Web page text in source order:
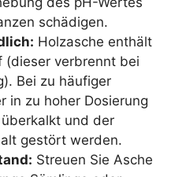
schädigen.
Holzasche enthält
(dieser verbrennt bei
Bei zu häufiger
in zu hoher Dosierung
und der
gestört werden.
Streuen Sie Asche